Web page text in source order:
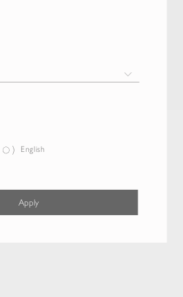
English
Apply